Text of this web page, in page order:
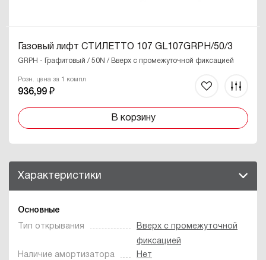
Газовый лифт СТИЛЕТТО 107 GL107GRPH/50/3
GRPH - Графитовый / 50N / Вверх с промежуточной фиксацией
Розн. цена за 1 компл
936,99 ₽
В корзину
Характеристики
Основные
Тип открывания
Вверх с промежуточной
фиксацией
Наличие амортизатора
Нет